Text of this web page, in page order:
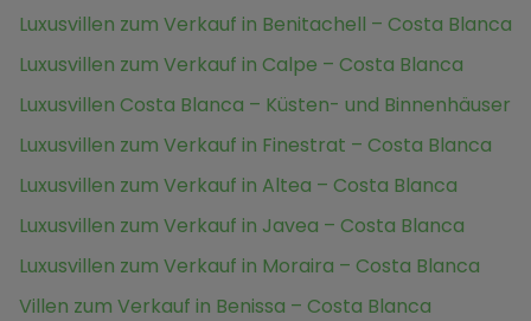
Luxusvillen zum Verkauf in Benitachell – Costa Blanca
Luxusvillen zum Verkauf in Calpe – Costa Blanca
Luxusvillen Costa Blanca – Küsten- und Binnenhäuser
Luxusvillen zum Verkauf in Finestrat – Costa Blanca
Luxusvillen zum Verkauf in Altea – Costa Blanca
Luxusvillen zum Verkauf in Javea – Costa Blanca
Luxusvillen zum Verkauf in Moraira – Costa Blanca
Villen zum Verkauf in Benissa – Costa Blanca